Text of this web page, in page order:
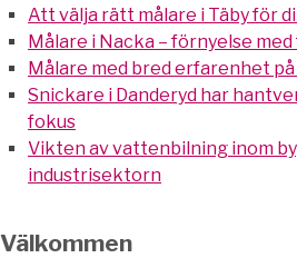
Att välja rätt målare i Täby för
Målare i Nacka – förnyelse
Målare med bred erfarenhet
Snickare i Danderyd har
fokus
Vikten av vattenbilning inom
industrisektorn
Välkommen